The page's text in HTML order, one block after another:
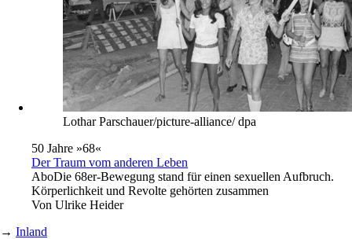
Lothar Parschauer/picture-alliance/ dpa
50 Jahre »68«
Der Traum vom anderen Leben
AboDie 68er-Bewegung stand für einen sexuellen Aufbruch.
Körperlichkeit und Revolte gehörten zusammen
Von Ulrike Heider
→ Inland